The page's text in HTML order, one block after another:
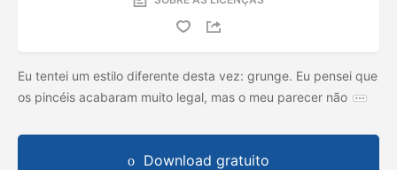
Eu tentei um estilo diferente desta vez: grunge. Eu pensei que
os pincéis acabaram muito legal, mas o meu parecer não
Download gratuito